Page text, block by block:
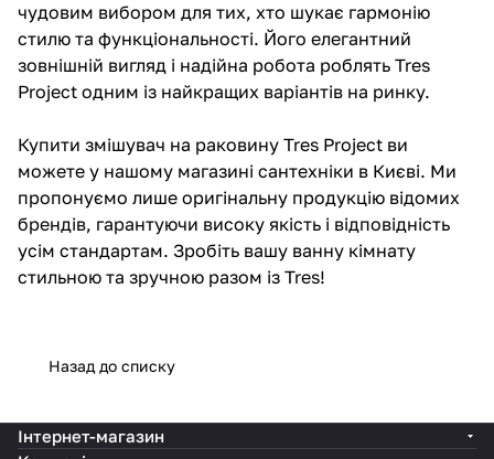
чудовим вибором для тих, хто шукає гармонію
стилю та функціональності. Його елегантний
зовнішній вигляд і надійна робота роблять Tres
Project одним із найкращих варіантів на ринку.
Купити змішувач на раковину Tres Project ви
можете у нашому магазині сантехніки в Києві. Ми
пропонуємо лише оригінальну продукцію відомих
брендів, гарантуючи високу якість і відповідність
усім стандартам. Зробіть вашу ванну кімнату
стильною та зручною разом із Tres!
Назад до списку
Інтернет-магазин